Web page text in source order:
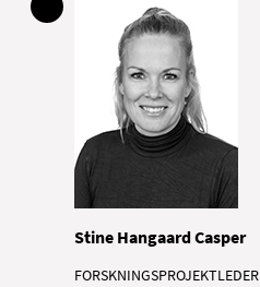
Stine Hangaard Casper
FORSKNINGSPROJEKTLEDER